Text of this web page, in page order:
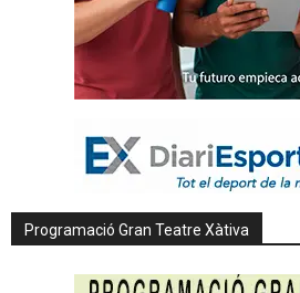
Programació Gran Teatre Xàtiva